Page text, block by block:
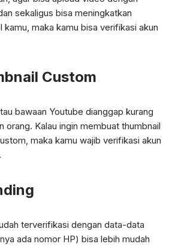
sekaligus bisa meningkatkan
maka kamu bisa verifikasi akun
Custom
bawaan Youtube dianggap kurang
orang. Kalau ingin membuat thumbnail
maka kamu wajib verifikasi akun
terverifikasi dengan data-data
ada nomor HP) bisa lebih mudah